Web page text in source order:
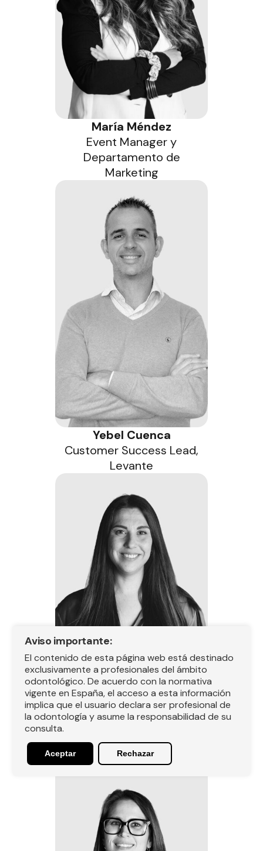
María Méndez
Event Manager y
Departamento de
Marketing
Yebel Cuenca
Customer Success Lead,
Levante
Departamento de Atención
al Cliente
Aviso importante:
El contenido de esta página web está destinado
exclusivamente a profesionales del ámbito
odontológico. De acuerdo con la normativa
vigente en España, el acceso a esta información
implica que el usuario declara ser profesional de
la odontología y asume la responsabilidad de su
consulta.
Aceptar Rechazar